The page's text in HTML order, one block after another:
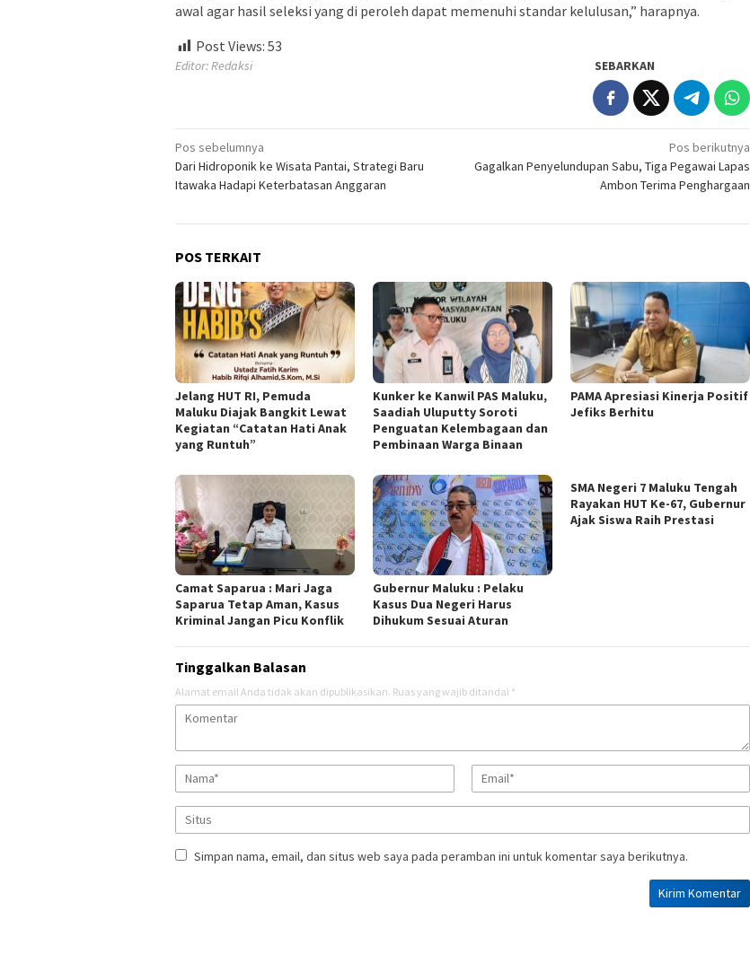
awal agar hasil seleksi yang di peroleh dapat memenuhi standar kelulusan,” harapnya.
Post Views: 53
Editor: Redaksi SEBARKAN
Navigasi
pos
Pos sebelumnya
Dari Hidroponik ke Wisata Pantai, Strategi Baru
Itawaka Hadapi Keterbatasan Anggaran
Pos berikutnya
Gagalkan Penyelundupan Sabu, Tiga Pegawai Lapas
Ambon Terima Penghargaan
POS TERKAIT
Jelang HUT RI, Pemuda
Maluku Diajak Bangkit Lewat
Kegiatan “Catatan Hati Anak
yang Runtuh”
Kunker ke Kanwil PAS Maluku,
Saadiah Uluputty Soroti
Penguatan Kelembagaan dan
Pembinaan Warga Binaan
PAMA Apresiasi Kinerja Positif
Jefiks Berhitu
Camat Saparua : Mari Jaga
Saparua Tetap Aman, Kasus
Kriminal Jangan Picu Konflik
Gubernur Maluku : Pelaku
Kasus Dua Negeri Harus
Dihukum Sesuai Aturan
SMA Negeri 7 Maluku Tengah
Rayakan HUT Ke-67, Gubernur
Ajak Siswa Raih Prestasi
Tinggalkan Balasan
Alamat email Anda tidak akan dipublikasikan. Ruas yang wajib ditandai *
Simpan nama, email, dan situs web saya pada peramban ini untuk komentar saya berikutnya.